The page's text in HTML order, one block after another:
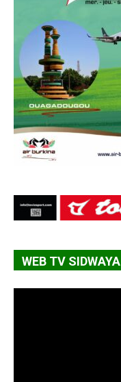
WEB TV SIDWAYA